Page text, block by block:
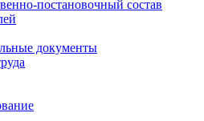
постановочный состав
документы